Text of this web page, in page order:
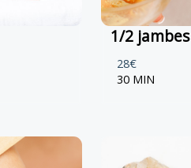
1/2 jambes
28€
30 MIN